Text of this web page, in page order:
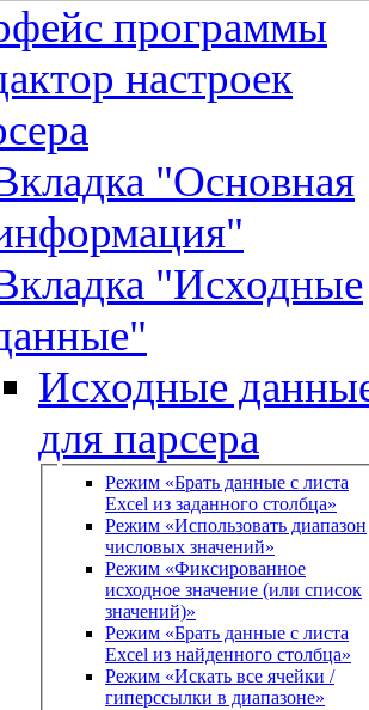
программы
настроек
"Основная
"Исходные
Исходные
для парсера
Режим «Брать данные с листа
Excel из заданного столбца»
Режим «Использовать диапазон
числовых значений»
Режим «Фиксированное
исходное значение (или список
значений)»
Режим «Брать данные с листа
Excel из найденного столбца»
Режим «Искать все ячейки /
гиперссылки в диапазоне»